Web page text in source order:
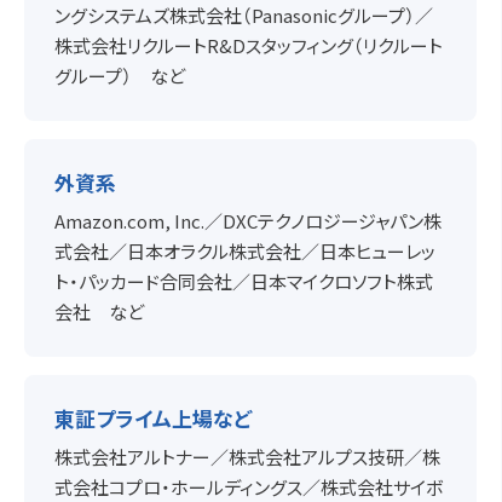
ングシステムズ株式会社（Panasonicグループ）／
株式会社リクルートR&Dスタッフィング（リクルート
グループ） など
外資系
Amazon.com, Inc.／DXCテクノロジージャパン株
式会社／日本オラクル株式会社／日本ヒューレッ
ト・パッカード合同会社／日本マイクロソフト株式
会社 など
東証プライム上場など
株式会社アルトナー／株式会社アルプス技研／株
式会社コプロ・ホールディングス／株式会社サイボ